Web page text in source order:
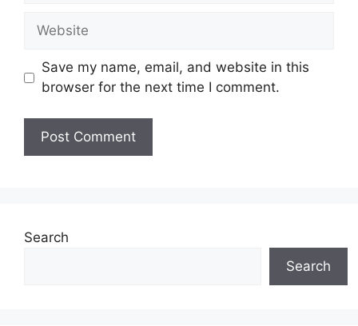
Website
Save my name, email, and website in this
browser for the next time I comment.
Search
Search